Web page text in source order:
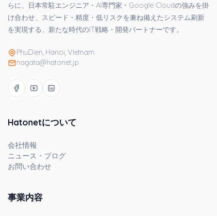
らに、日本常駐エンジニア・AI専門家・Google Cloudの強みを掛
け合わせ、スピード・精度・低リスクを兼ね備えたシステム刷新
を実現する、新たな時代のIT戦略・開発パートナーです。
PhuDien, Hanoi, Vietnam
nagata@hatonet.jp
Hatonetについて
会社情報
ニュース・ブログ
お問い合わせ
事業内容